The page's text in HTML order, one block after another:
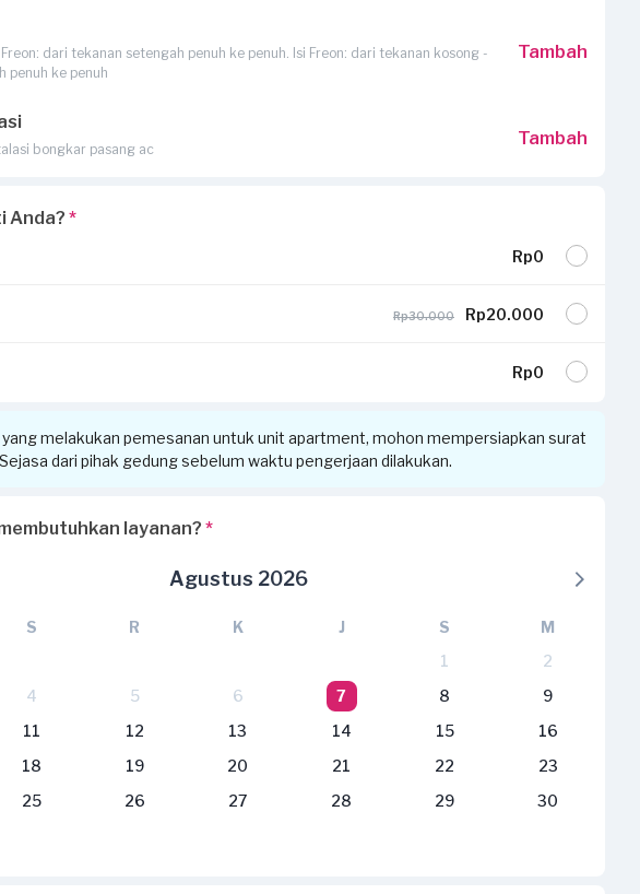
dari tekanan setengah penuh ke penuh. Isi Freon: dari tekanan kosong -
penuh ke penuh
Tambah
bongkar pasang ac
Tambah
Anda? *
Rp0
Rp30.000 Rp20.000
Rp0
melakukan pemesanan untuk unit apartment, mohon mempersiapkan surat
dari pihak gedung sebelum waktu pengerjaan dilakukan.
layanan? *
Agustus 2026
S R K J S
M
1
2
4 5 6 7 8
9
11 12 13 14 15
16
18 19 20 21 22
23
25 26 27 28 29
30